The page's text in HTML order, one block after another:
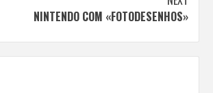
NINTENDO COM «FOTODESENHOS»